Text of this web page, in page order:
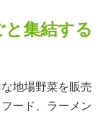
集結する
地場野菜を販売
ード、ラーメン